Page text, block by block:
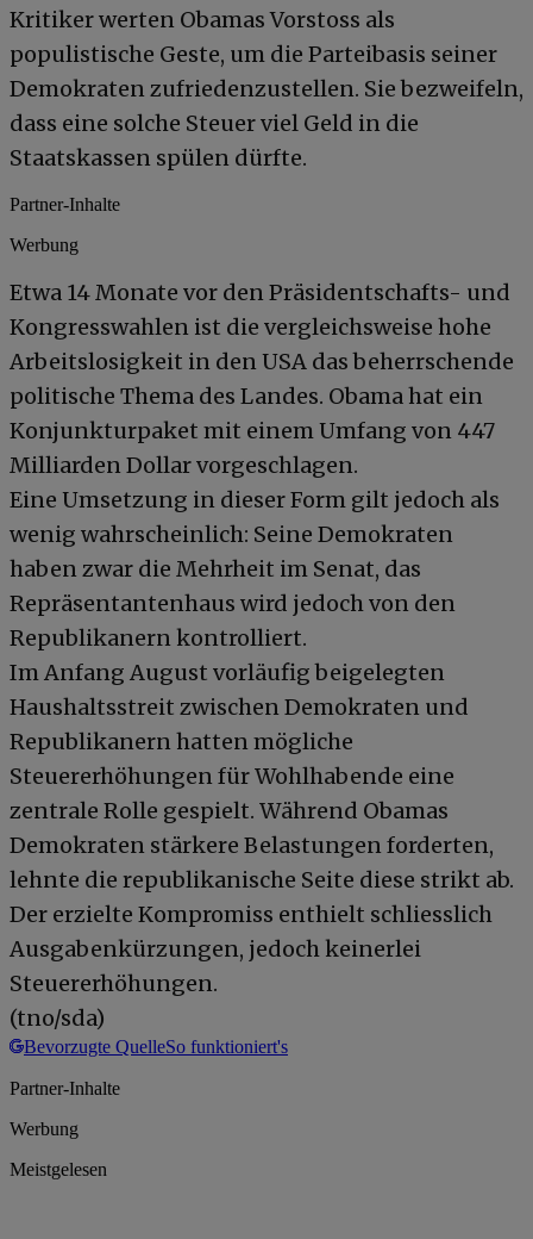
Kritiker werten Obamas Vorstoss als
populistische Geste, um die Parteibasis seiner
Demokraten zufriedenzustellen. Sie bezweifeln,
dass eine solche Steuer viel Geld in die
Staatskassen spülen dürfte.
Partner-Inhalte
Werbung
Etwa 14 Monate vor den Präsidentschafts- und
Kongresswahlen ist die vergleichsweise hohe
Arbeitslosigkeit in den USA das beherrschende
politische Thema des Landes. Obama hat ein
Konjunkturpaket mit einem Umfang von 447
Milliarden Dollar vorgeschlagen.
Eine Umsetzung in dieser Form gilt jedoch als
wenig wahrscheinlich: Seine Demokraten
haben zwar die Mehrheit im Senat, das
Repräsentantenhaus wird jedoch von den
Republikanern kontrolliert.
Im Anfang August vorläufig beigelegten
Haushaltsstreit zwischen Demokraten und
Republikanern hatten mögliche
Steuererhöhungen für Wohlhabende eine
zentrale Rolle gespielt. Während Obamas
Demokraten stärkere Belastungen forderten,
lehnte die republikanische Seite diese strikt ab.
Der erzielte Kompromiss enthielt schliesslich
Ausgabenkürzungen, jedoch keinerlei
Steuererhöhungen.
(tno/sda)
Bevorzugte QuelleSo funktioniert's
Partner-Inhalte
Werbung
Meistgelesen